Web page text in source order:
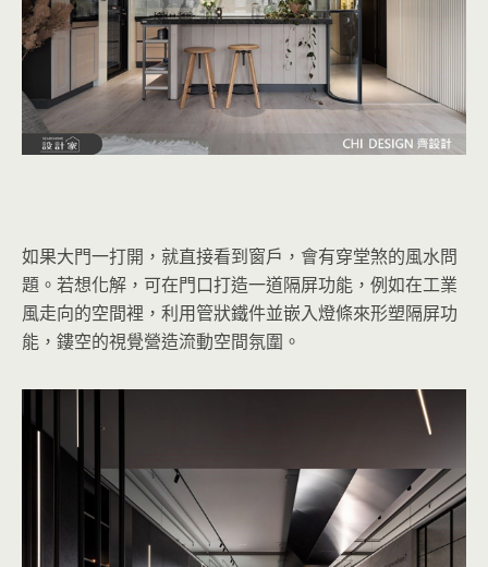
如果大門一打開，就直接看到窗戶，會有穿堂煞的風水問
題。若想化解，可在門口打造一道隔屏功能，例如在工業
風走向的空間裡，利用管狀鐵件並嵌入燈條來形塑隔屏功
能，鏤空的視覺營造流動空間氛圍。